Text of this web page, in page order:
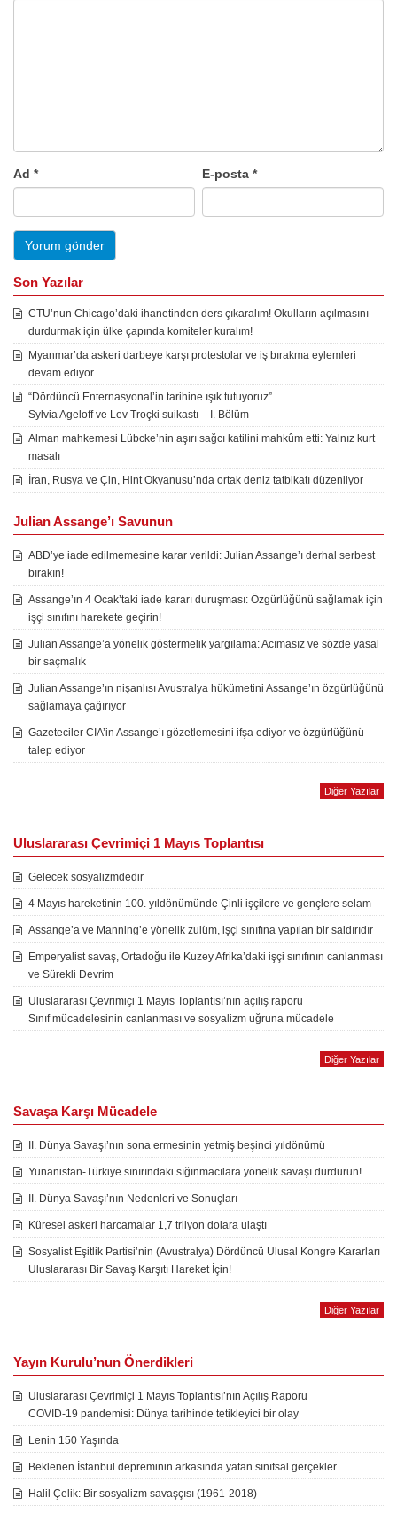
Ad * E-posta*
Son Yazılar
CTU’nun Chicago’daki ihanetinden ders çıkaralım! Okulların açılmasını
durdurmak için ülke çapında komiteler kuralım!
Myanmar’da askeri darbeye karşı protestolar ve iş bırakma eylemleri
devam ediyor
“Dördüncü Enternasyonal’in tarihine ışık tutuyoruz”
Sylvia Ageloff ve Lev Troçki suikastı – I. Bölüm
Alman mahkemesi Lübcke’nin aşırı sağcı katilini mahkûm etti: Yalnız kurt
masalı
İran, Rusya ve Çin, Hint Okyanusu’nda ortak deniz tatbikatı düzenliyor
Julian Assange’ı Savunun
ABD’ye iade edilmemesine karar verildi: Julian Assange’ı derhal serbest
bırakın!
Assange’ın 4 Ocak’taki iade kararı duruşması: Özgürlüğünü sağlamak için
işçi sınıfını harekete geçirin!
Julian Assange’a yönelik göstermelik yargılama: Acımasız ve sözde yasal
bir saçmalık
Julian Assange’ın nişanlısı Avustralya hükümetini Assange’ın özgürlüğünü
sağlamaya çağırıyor
Gazeteciler CIA’in Assange’ı gözetlemesini ifşa ediyor ve özgürlüğünü
talep ediyor
Diğer Yazılar
Uluslararası Çevrimiçi 1 Mayıs Toplantısı
Gelecek sosyalizmdedir
4 Mayıs hareketinin 100. yıldönümünde Çinli işçilere ve gençlere selam
Assange’a ve Manning’e yönelik zulüm, işçi sınıfına yapılan bir saldırıdır
Emperyalist savaş, Ortadoğu ile Kuzey Afrika’daki işçi sınıfının canlanması
ve Sürekli Devrim
Uluslararası Çevrimiçi 1 Mayıs Toplantısı’nın açılış raporu
Sınıf mücadelesinin canlanması ve sosyalizm uğruna mücadele
Diğer Yazılar
Savaşa Karşı Mücadele
II. Dünya Savaşı’nın sona ermesinin yetmiş beşinci yıldönümü
Yunanistan-Türkiye sınırındaki sığınmacılara yönelik savaşı durdurun!
II. Dünya Savaşı’nın Nedenleri ve Sonuçları
Küresel askeri harcamalar 1,7 trilyon dolara ulaştı
Sosyalist Eşitlik Partisi’nin (Avustralya) Dördüncü Ulusal Kongre Kararları
Uluslararası Bir Savaş Karşıtı Hareket İçin!
Diğer Yazılar
Yayın Kurulu’nun Önerdikleri
Uluslararası Çevrimiçi 1 Mayıs Toplantısı’nın Açılış Raporu
COVID-19 pandemisi: Dünya tarihinde tetikleyici bir olay
Lenin 150 Yaşında
Beklenen İstanbul depreminin arkasında yatan sınıfsal gerçekler
Halil Çelik: Bir sosyalizm savaşçısı (1961-2018)